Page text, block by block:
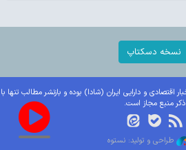
نسخه دسکتاپ
و دارایی ایران (شادا) بوده و بازنشر مطالب تنها با
ذکر منبع مجاز است.
طراحی و تولید: نستوه